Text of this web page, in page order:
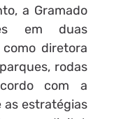
a Gramado
em duas
como diretora
rodas
com a
as estratégias